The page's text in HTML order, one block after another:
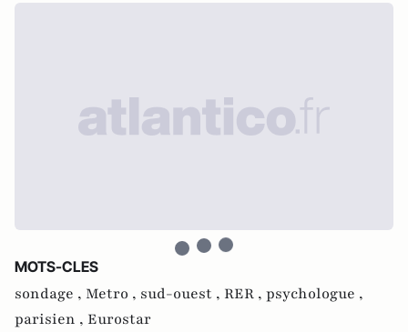
MOTS-CLES
sondage , Metro , sud-ouest , RER , psychologue ,
parisien , Eurostar